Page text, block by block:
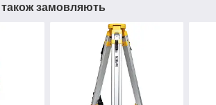
замовляють